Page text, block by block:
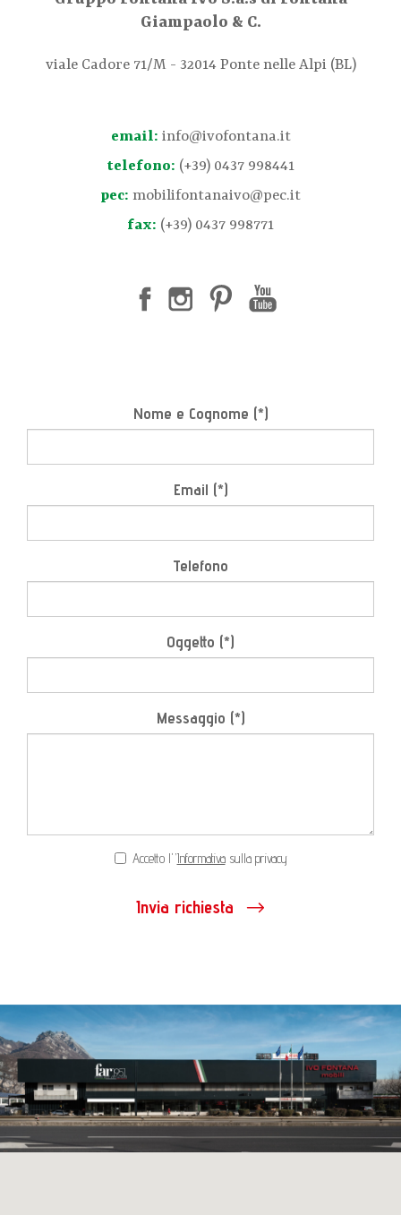
Giampaolo & C.
viale Cadore 71/M - 32014 Ponte nelle Alpi (BL)
email: info@ivofontana.it
telefono: (+39) 0437 998441
pec: mobilifontanaivo@pec.it
fax: (+39) 0437 998771
Nome e Cognome (*)
Email (*)
Telefono
Oggetto (*)
Messaggio (*)
Accetto l'’Informativasulla privacy
Invia richiesta